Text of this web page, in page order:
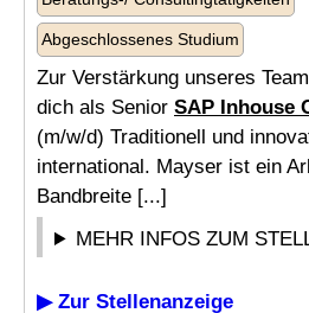
Abgeschlossenes Studium
Zur Verstärkung unseres
dich als Senior SAP Inhouse
(m/w/d) Traditionell und
international. Mayser ist ein
Bandbreite [...]
MEHR INFOS ZUM
▶ Zur Stellenanzeige